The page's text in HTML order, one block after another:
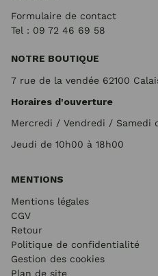
Formulaire de contact
Tel : 09 72 46 69 58
NOTRE BOUTIQUE
7 rue de la vendée 62100
Horaires d'ouverture
Mercredi / Vendredi / Samedi
Jeudi de 10h00 à 18h00
MENTIONS
Mentions légales
CGV
Retour
Politique de confidentialité
Gestion des cookies
Plan de site